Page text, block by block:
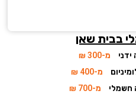
שאן
מ-300 ₪
מ-400 ₪
מ-700 ₪